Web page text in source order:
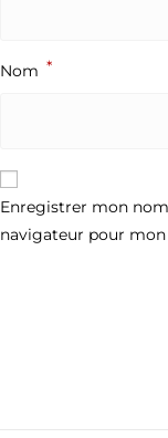
Nom *
Enregistrer mon
navigateur pour